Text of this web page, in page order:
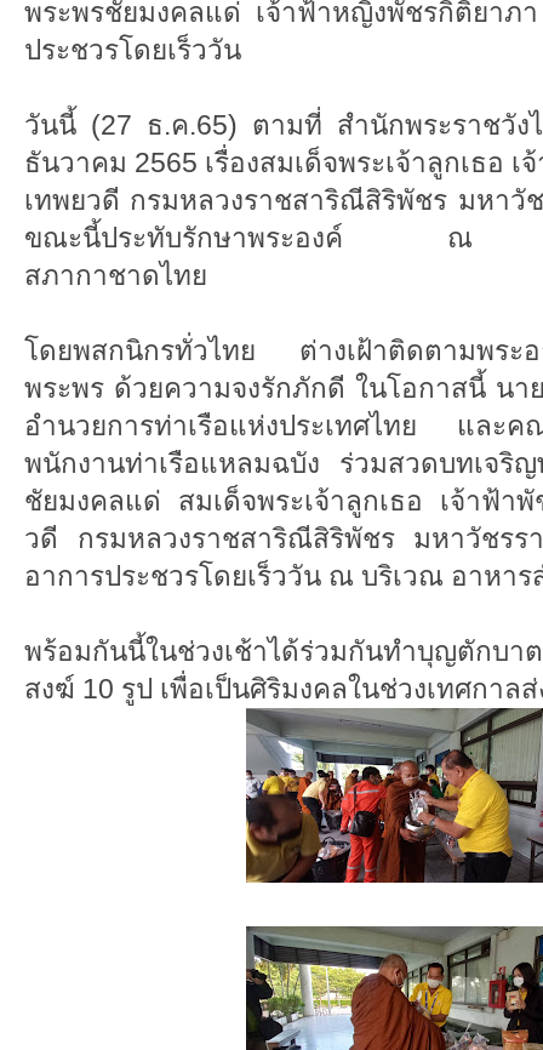
พระพรชัยมงคลแด่ เจ้าฟ้าหญิงพัชรกิติยาภ
ประชวรโดยเร็ววัน
วันนี้ (27 ธ.ค.65) ตามที่ สำนักพระราชวัง
ธันวาคม 2565 เรื่องสมเด็จพระเจ้าลูกเธอ
เทพยวดี กรมหลวงราชสาริณีสิริพัชร มหาวั
ขณะนี้ประทับรักษาพระองค์ ณ โร
สภากาชาดไทย
โดยพสกนิกรทั่วไทย ต่างเฝ้าติดตามพระ
พระพร ด้วยความจงรักภักดี ในโอกาสนี้ นา
อำนวยการท่าเรือแห่งประเทศไทย และค
พนักงานท่าเรือแหลมฉบัง ร่วมสวดบทเจริ
ชัยมงคลแด่ สมเด็จพระเจ้าลูกเธอ เจ้าฟ้า
วดี กรมหลวงราชสาริณีสิริพัชร มหาวัชรร
อาการประชวรโดยเร็ววัน ณ บริเวณ อาหา
พร้อมกันนี้ในช่วงเช้าได้ร่วมกันทำบุญตักบา
สงฆ์ 10 รูป เพื่อเป็นศิริมงคลในช่วงเทศกาล